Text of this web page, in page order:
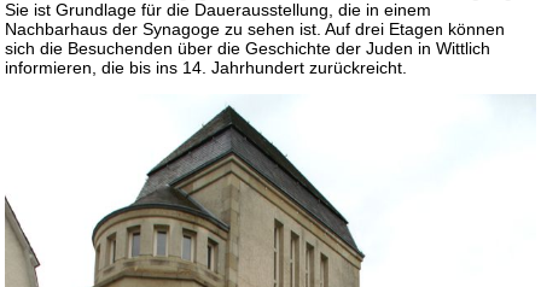
Sie ist Grundlage für die Dauerausstellung, die in einem
Nachbarhaus der Synagoge zu sehen ist. Auf drei Etagen können
sich die Besuchenden über die Geschichte der Juden in Wittlich
informieren, die bis ins 14. Jahrhundert zurückreicht.